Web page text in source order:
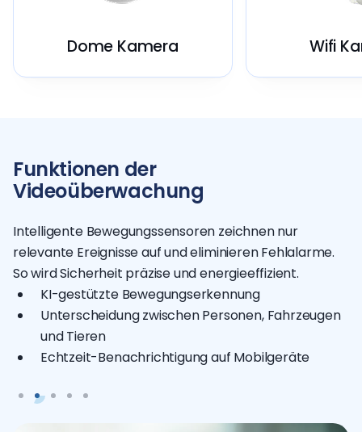
Dome Kamera Wifi
Funktionen der
Videoüberwachung
Intelligente Bewegungssensoren zeichnen nur
relevante Ereignisse auf und eliminieren Fehlalarme.
So wird Sicherheit präzise und energieeffizient.
KI-gestützte Bewegungserkennung
Unterscheidung zwischen Personen, Fahrzeugen
und Tieren
Echtzeit-Benachrichtigung auf Mobilgeräte